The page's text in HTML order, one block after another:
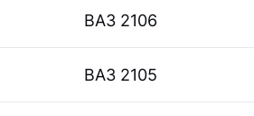
ВАЗ 2106
ВАЗ 2105